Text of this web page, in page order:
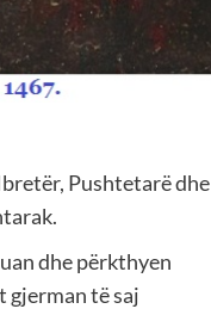
Pushtetarë dhe
dhe përkthyen
gjerman të saj